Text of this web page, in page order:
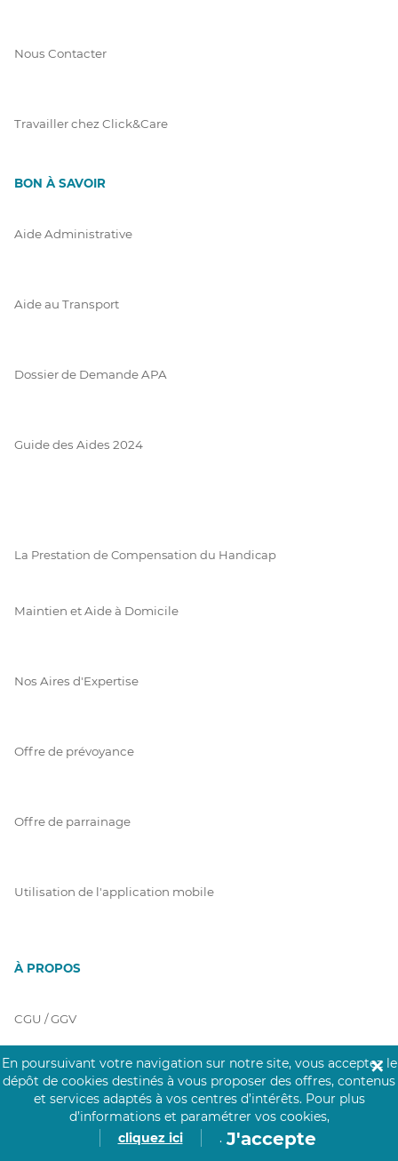
Nous Contacter
Travailler chez Click&Care
BON À SAVOIR
Aide Administrative
Aide au Transport
Dossier de Demande APA
Guide des Aides 2024
La Prestation de Compensation du Handicap
Maintien et Aide à Domicile
Nos Aires d'Expertise
Offre de prévoyance
Offre de parrainage
Utilisation de l'application mobile
À PROPOS
CGU / GGV
Charte Click&Care
En poursuivant votre navigation sur notre site, vous acceptez le
dépôt de cookies destinés à vous proposer des offres, contenus
et services adaptés à vos centres d’intérêts. Pour plus
d’informations et paramétrer vos cookies,
cliquez ici
. J'accepte
✕